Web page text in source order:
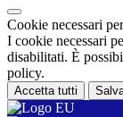
Cookie necessari
I cookie necessari
disabilitati. È
policy.
Accetta tutti